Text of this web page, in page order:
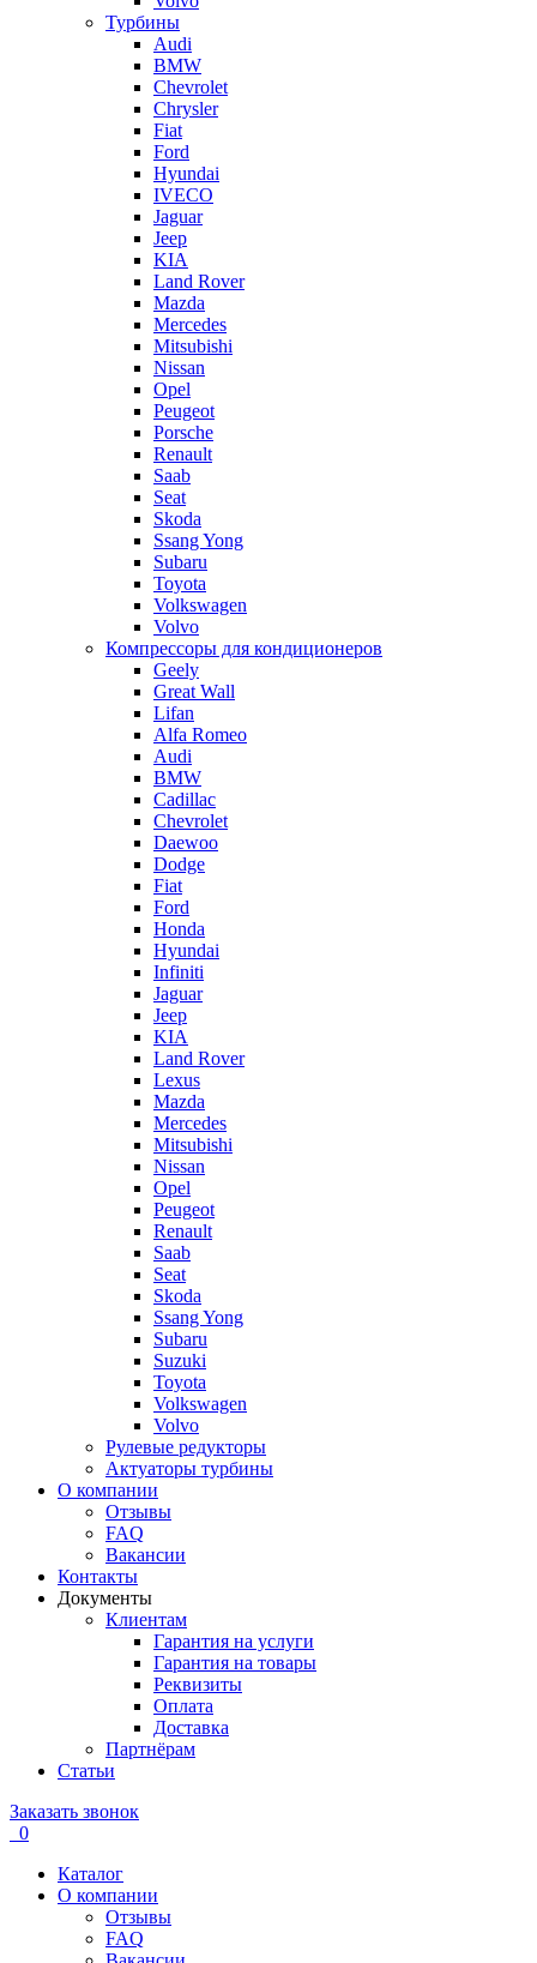
Турбины
Audi
BMW
Chevrolet
Chrysler
Fiat
Ford
Hyundai
IVECO
Jaguar
Jeep
KIA
Land Rover
Mazda
Mercedes
Mitsubishi
Nissan
Opel
Peugeot
Porsche
Renault
Saab
Seat
Skoda
Ssang Yong
Subaru
Toyota
Volkswagen
Volvo
Компрессоры для кондиционеров
Geely
Great Wall
Lifan
Alfa Romeo
Audi
BMW
Cadillac
Chevrolet
Daewoo
Dodge
Fiat
Ford
Honda
Hyundai
Infiniti
Jaguar
Jeep
KIA
Land Rover
Lexus
Mazda
Mercedes
Mitsubishi
Nissan
Opel
Peugeot
Renault
Saab
Seat
Skoda
Ssang Yong
Subaru
Suzuki
Toyota
Volkswagen
Volvo
Рулевые редукторы
Актуаторы турбины
О компании
Отзывы
FAQ
Вакансии
Контакты
Документы
Клиентам
Гарантия на услуги
Гарантия на товары
Реквизиты
Оплата
Доставка
Партнёрам
Статьи
Заказать звонок
0
Каталог
О компании
Отзывы
FAQ